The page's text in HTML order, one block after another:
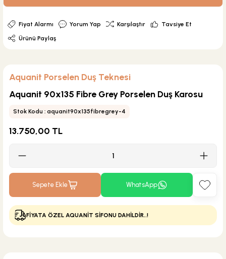
Fiyat Alarmı Yorum Yap Karşılaştır
Tavsiye Et
Ürünü Paylaş
Aquanit Porselen Duş Teknesi
Aquanit 90x135 Fibre Grey Porselen Duş Karosu
Stok Kodu : aquanit90x135fibregrey-4
13.750,00 TL
Sepete Ekle WhatsApp
FİYATA ÖZEL AQUANİT SİFONU DAHİLDİR..!